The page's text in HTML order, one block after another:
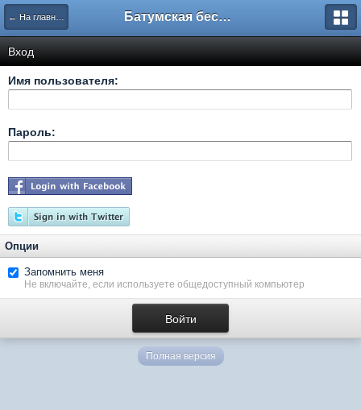
← На главную Батумская беседка
Вход
Имя пользователя:
Пароль:
Опции
Запомнить меня
Не включайте, если используете общедоступный компьютер
Полная версия